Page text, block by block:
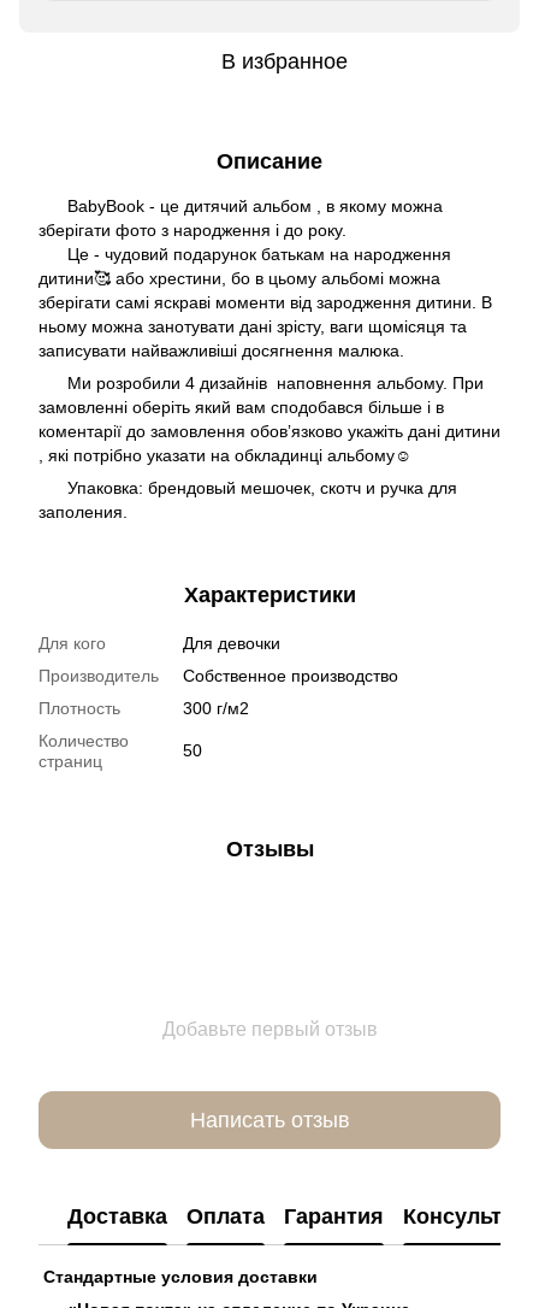
В избранное
Описание
BabyBook - це дитячий альбом , в якому можна
зберігати фото з народження і до року.
Це - чудовий подарунок батькам на народження
дитини🥰 або хрестини, бо в цьому альбомі можна
зберігати самі яскраві моменти від зародження дитини. В
ньому можна занотувати дані зрісту, ваги щомісяця та
записувати найважливіші досягнення малюка.
Ми розробили 4 дизайнів наповнення альбому. При
замовленні оберіть який вам сподобався більше і в
коментарії до замовлення обовʼязково укажіть дані дитини
, які потрібно указати на обкладинці альбому☺️
Упаковка: брендовый мешочек, скотч и ручка для
заполения.
Характеристики
Для кого
Для девочки
Производитель
Собственное производство
Плотность
300 г/м2
Количество
страниц
50
Отзывы
Добавьте первый отзыв
Написать отзыв
Доставка Оплата Гарантия
Стандартные условия доставки